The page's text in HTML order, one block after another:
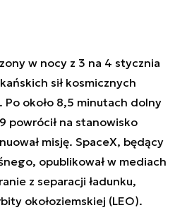
w nocy z 3 na 4 stycznia
sił kosmicznych
około 8,5 minutach dolny
powrócił na stanowisko
misję. SpaceX, będący
opublikował w mediach
z separacji ładunku,
okołoziemskiej (LEO).